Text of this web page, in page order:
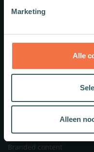
Marketing
Alle
Alleen
Nieuwsbrieven
Veelgestelde vragen
Contact
Branded content